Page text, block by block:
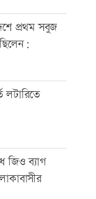
প্রথম সবুজ
লটারিতে
জিও ব্যাগ